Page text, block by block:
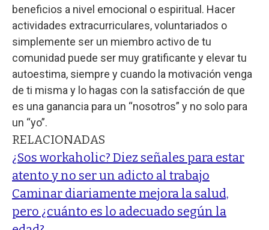
beneficios a nivel emocional o espiritual. Hacer
actividades extracurriculares, voluntariados o
simplemente ser un miembro activo de tu
comunidad puede ser muy gratificante y elevar tu
autoestima, siempre y cuando la motivación venga
de ti misma y lo hagas con la satisfacción de que
es una ganancia para un “nosotros” y no solo para
un “yo”.
RELACIONADAS
¿Sos workaholic? Diez señales para estar
atento y no ser un adicto al trabajo
Caminar diariamente mejora la salud,
pero ¿cuánto es lo adecuado según la